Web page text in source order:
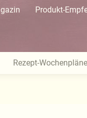
Produkt-
Rezept-Wochenpläne